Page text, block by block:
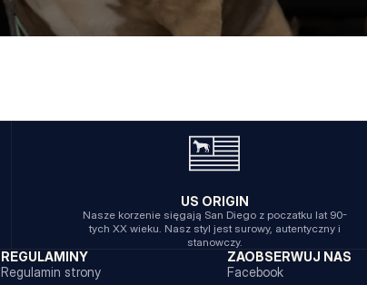
US ORIGIN
Nasze korzenie sięgają San Diego z poczatku lat 90-
tych XX wieku. Nasz styl jest surowy, autentyczny i
stanowczy.
REGULAMINY
Regulamin strony
ZAOBSERWUJ NAS
Facebook